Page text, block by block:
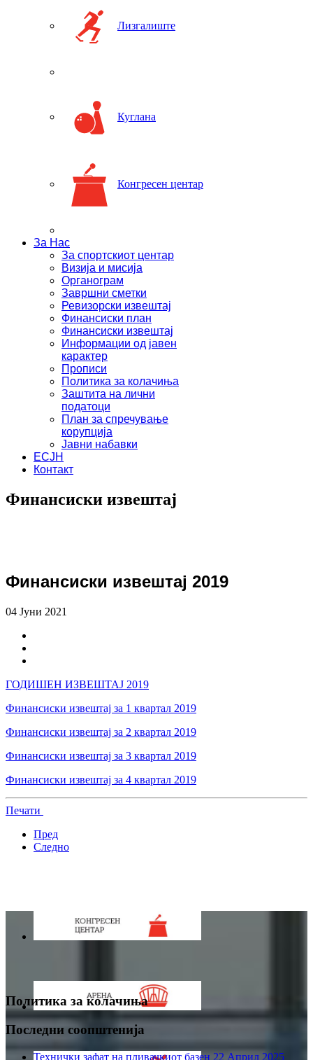
Лизгалиште
Куглана
Конгресен центар
За Нас
За спортскиот центар
Визија и мисија
Органограм
Завршни сметки
Ревизорски извештај
Финансиски план
Финансиски извештај
Информации од јавен
карактер
Прописи
Политика за колачиња
Заштита на лични
податоци
План за спречување
корупција
Јавни набавки
ЕСЈН
Контакт
Финансиски извештај
Финансиски извештај 2019
04 Јуни 2021
ГОДИШЕН ИЗВЕШТАЈ 2019
Финансиски извештај за 1 квартал 2019
Финансиски извештај за 2 квартал 2019
Финансиски извештај за 3 квартал 2019
Финансиски извештај за 4 квартал 2019
Печати
Пред
Следно
Политика за колачиња
Последни соопштенија
Технички зафат на пливачкиот базен 22 Април 2025